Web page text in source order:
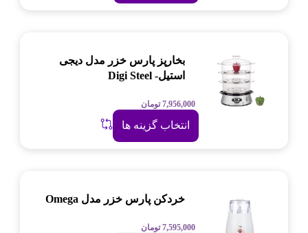
بخارپز پارس خزر مدل دیجی
استیل- Digi Steel
7,956,000 تومان
انتخاب گزینه ها
خردکن پارس خزر مدل Omega
7,595,000 تومان